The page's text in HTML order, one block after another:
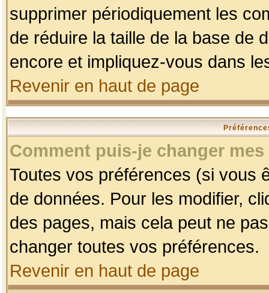
supprimer périodiquement les
de réduire la taille de la base de
encore et impliquez-vous dans
Revenir en haut de page
Comment puis-je changer
Toutes vos préférences (si vous
de données. Pour les modifier,
des pages, mais cela peut ne
changer toutes vos préférences.
Revenir en haut de page